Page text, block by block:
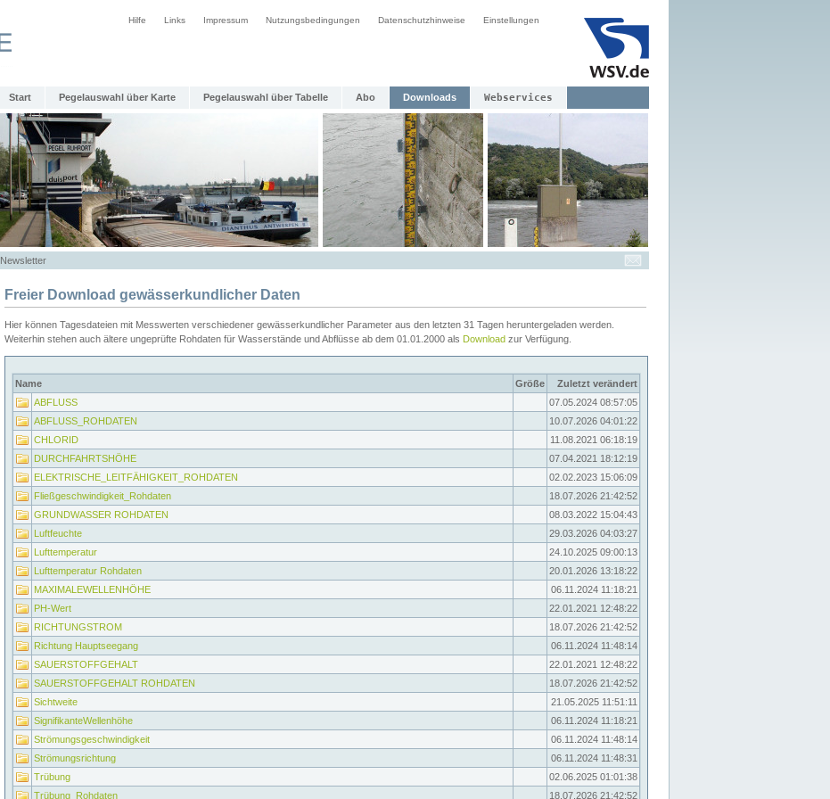
Hilfe Links Impressum Nutzungsbedingungen Datenschutzhinweise Einstellungen
Start Pegelauswahl über Karte Pegelauswahl über Tabelle Abo Downloads Webservices
Newsletter
Freier Download gewässerkundlicher Daten
Hier können Tagesdateien mit Messwerten verschiedener gewässerkundlicher Parameter aus den letzten 31 Tagen heruntergeladen werden.
Weiterhin stehen auch ältere ungeprüfte Rohdaten für Wasserstände und Abflüsse ab dem 01.01.2000 als Download zur Verfügung.
Name Größe
Zuletzt verändert
ABFLUSS
07.05.2024 08:57:05
ABFLUSS_ROHDATEN
10.07.2026 04:01:22
CHLORID
11.08.2021 06:18:19
DURCHFAHRTSHÖHE
07.04.2021 18:12:19
ELEKTRISCHE_LEITFÄHIGKEIT_ROHDATEN
02.02.2023 15:06:09
Fließgeschwindigkeit_Rohdaten
18.07.2026 21:42:52
GRUNDWASSER ROHDATEN
08.03.2022 15:04:43
Luftfeuchte
29.03.2026 04:03:27
Lufttemperatur
24.10.2025 09:00:13
Lufttemperatur Rohdaten
20.01.2026 13:18:22
MAXIMALEWELLENHÖHE
06.11.2024 11:18:21
PH-Wert
22.01.2021 12:48:22
RICHTUNGSTROM
18.07.2026 21:42:52
Richtung Hauptseegang
06.11.2024 11:48:14
SAUERSTOFFGEHALT
22.01.2021 12:48:22
SAUERSTOFFGEHALT ROHDATEN
18.07.2026 21:42:52
Sichtweite
21.05.2025 11:51:11
SignifikanteWellenhöhe
06.11.2024 11:18:21
Strömungsgeschwindigkeit
06.11.2024 11:48:14
Strömungsrichtung
06.11.2024 11:48:31
Trübung
02.06.2025 01:01:38
Trübung_Rohdaten
18.07.2026 21:42:52